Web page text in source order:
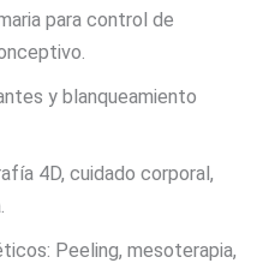
para control de
y blanqueamiento
4D, cuidado corporal,
Peeling, mesoterapia,